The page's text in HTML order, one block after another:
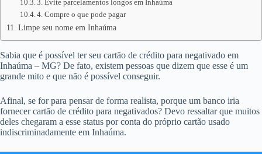
3. Evite parcelamentos longos em Inhaúma
4. Compre o que pode pagar
Limpe seu nome em Inhaúma
Sabia que é possível ter seu cartão de crédito para negativado em
Inhaúma – MG? De fato, existem pessoas que dizem que esse é um
grande mito e que não é possível conseguir.
Afinal, se for para pensar de forma realista, porque um banco iria
fornecer cartão de crédito para negativados? Devo ressaltar que muitos
deles chegaram a esse status por conta do próprio cartão usado
indiscriminadamente em Inhaúma.